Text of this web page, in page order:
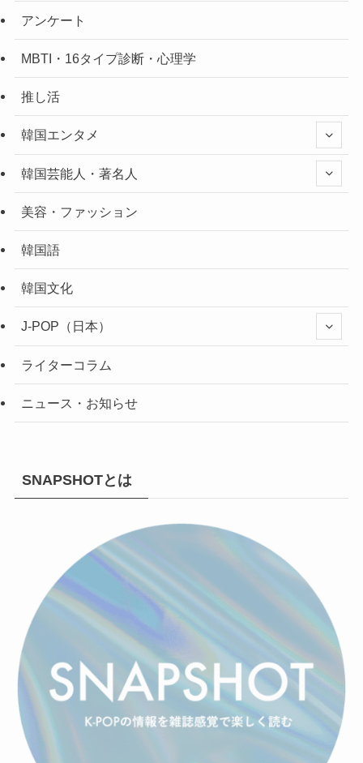
アンケート
MBTI・16タイプ診断・心理学
推し活
韓国エンタメ
韓国芸能人・著名人
美容・ファッション
韓国語
韓国文化
J-POP（日本）
ライターコラム
ニュース・お知らせ
SNAPSHOTとは